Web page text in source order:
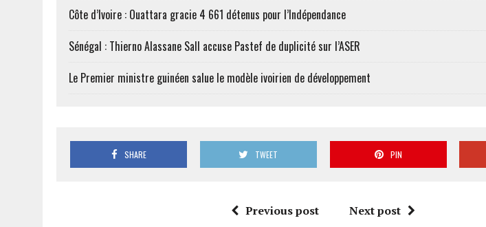
Côte d’Ivoire : Ouattara gracie 4 661 détenus pour l’Indépendance
Sénégal : Thierno Alassane Sall accuse Pastef de duplicité sur l’ASER
Le Premier ministre guinéen salue le modèle ivoirien de développement
SHARE TWEET PIN
Previous post Next post